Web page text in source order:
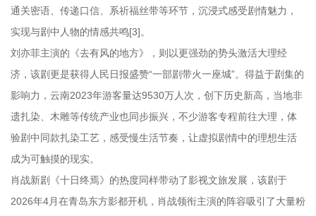
通关密语、传递口信、系祈福丝带等环节，沉浸式感受剧情魅力，
实现与剧中人物的情感共鸣[3]。
刘亦菲主演的《去有风的地方》，则以更强劲的势头激活大理经
济，该剧更是获得人民日报盛赞“一部剧带火一座城”。得益于剧集的
影响力，云南2023年游客量达9530万人次，创下历史新高，当地非
遗扎染、木雕等传统产业也同步振兴，不少游客专程前往大理，体
验剧中同款扎染工艺，感受慢生活节奏，让虚拟剧情中的理想生活
成为可触摸的现实。
肖战新剧《十日终焉》的热度同样带动了影视文旅发展，该剧于
2026年4月在青岛东方影都开机，肖战领衔主演的阵容吸引了大量粉